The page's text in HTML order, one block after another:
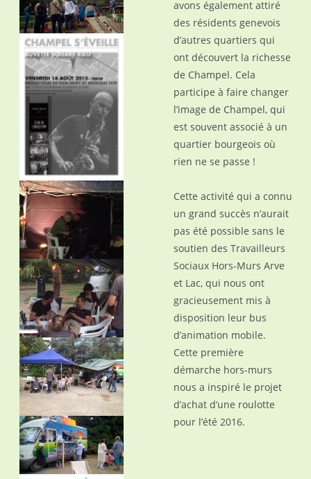
avons également attiré
des résidents genevois
d’autres quartiers qui
ont découvert la richesse
de Champel. Cela
participe à faire changer
l’image de Champel, qui
est souvent associé à un
quartier bourgeois où
rien ne se passe !
Cette activité qui a connu
un grand succès n’aurait
pas été possible sans le
soutien des Travailleurs
Sociaux Hors-Murs Arve
et Lac, qui nous ont
gracieusement mis à
disposition leur bus
d’animation mobile.
Cette première
démarche hors-murs
nous a inspiré le projet
d’achat d’une roulotte
pour l’été 2016.